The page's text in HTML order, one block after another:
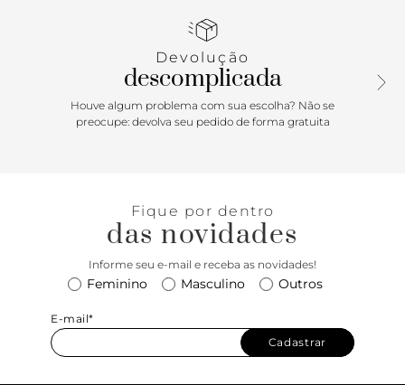
Devolução
descomplicada
Houve algum problema com sua escolha? Não se
preocupe: devolva seu pedido de forma gratuita
Fique por dentro
das novidades
Informe seu e-mail e receba as novidades!
Feminino Masculino Outros
E-mail*
Cadastrar